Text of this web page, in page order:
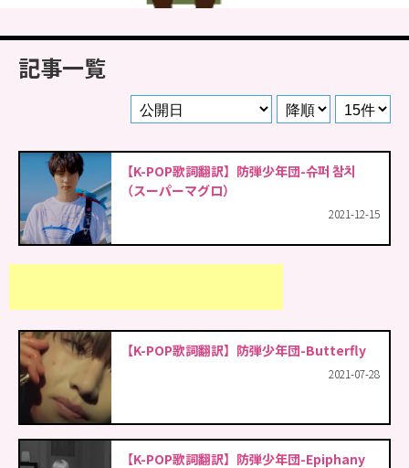
記事一覧
【K-POP歌詞翻訳】防弾少年団-슈퍼 참치
（スーパーマグロ）
2021-12-15
【K-POP歌詞翻訳】防弾少年団-Butterfly
2021-07-28
【K-POP歌詞翻訳】防弾少年団-Epiphany